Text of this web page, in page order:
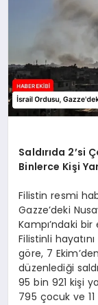
Saldırıda 2’si
Binlerce Kişi
Filistin resmi
Gazze’deki
Kampı’ndaki
Filistinli
göre, 7
düzenlediği
95 bin 921 kişi
795 çocuk ve